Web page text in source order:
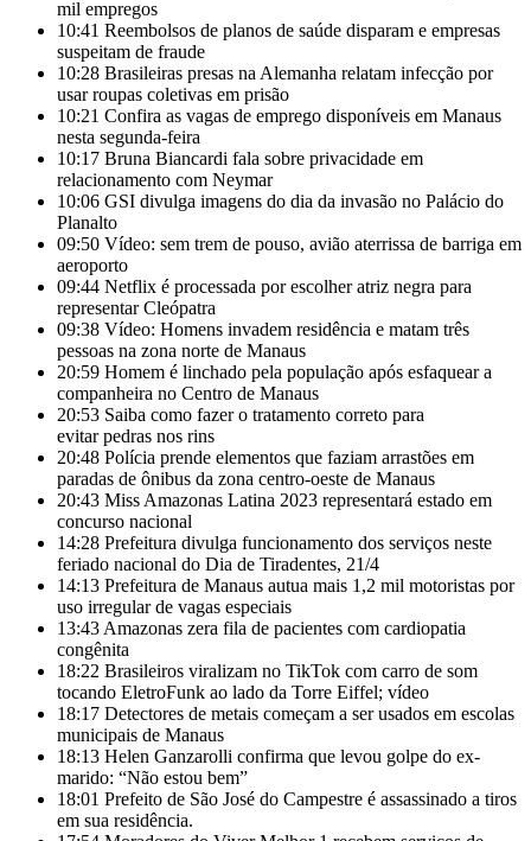
mil empregos
10:41 Reembolsos de planos de saúde disparam e empresas
suspeitam de fraude
10:28 Brasileiras presas na Alemanha relatam infecção por
usar roupas coletivas em prisão
10:21 Confira as vagas de emprego disponíveis em Manaus
nesta segunda-feira
10:17 Bruna Biancardi fala sobre privacidade em
relacionamento com Neymar
10:06 GSI divulga imagens do dia da invasão no Palácio do
Planalto
09:50 Vídeo: sem trem de pouso, avião aterrissa de barriga em
aeroporto
09:44 Netflix é processada por escolher atriz negra para
representar Cleópatra
09:38 Vídeo: Homens invadem residência e matam três
pessoas na zona norte de Manaus
20:59 Homem é linchado pela população após esfaquear a
companheira no Centro de Manaus
20:53 Saiba como fazer o tratamento correto para
evitar pedras nos rins
20:48 Polícia prende elementos que faziam arrastões em
paradas de ônibus da zona centro-oeste de Manaus
20:43 Miss Amazonas Latina 2023 representará estado em
concurso nacional
14:28 Prefeitura divulga funcionamento dos serviços neste
feriado nacional do Dia de Tiradentes, 21/4
14:13 Prefeitura de Manaus autua mais 1,2 mil motoristas por
uso irregular de vagas especiais
13:43 Amazonas zera fila de pacientes com cardiopatia
congênita
18:22 Brasileiros viralizam no TikTok com carro de som
tocando EletroFunk ao lado da Torre Eiffel; vídeo
18:17 Detectores de metais começam a ser usados em escolas
municipais de Manaus
18:13 Helen Ganzarolli confirma que levou golpe do ex-
marido: “Não estou bem”
18:01 Prefeito de São José do Campestre é assassinado a tiros
em sua residência.